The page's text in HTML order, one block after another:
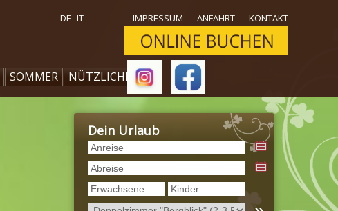
DE IT
SOMMER NÜTZLICHES
IMPRESSUM ANFAHRT KONTAKT
Dein Urlaub